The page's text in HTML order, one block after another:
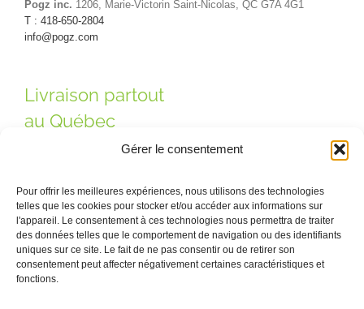
Gérer le consentement
Pour offrir les meilleures expériences, nous utilisons des technologies
telles que les cookies pour stocker et/ou accéder aux informations sur
l'appareil. Le consentement à ces technologies nous permettra de traiter
des données telles que le comportement de navigation ou des identifiants
uniques sur ce site. Le fait de ne pas consentir ou de retirer son
consentement peut affecter négativement certaines caractéristiques et
fonctions.
Pogz inc. 1206, Marie-Victorin Saint-Nicolas, QC G7A 4G1
T : 418-650-2804
info@pogz.com
Livraison partout
au Québec
Contactez-nous ! · Québec, Montréal, Saint-Nicolas ·